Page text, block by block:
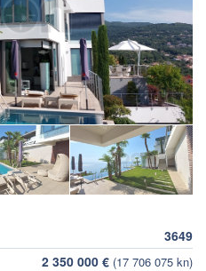
3649
2 350 000 € (17 706 075 kn)